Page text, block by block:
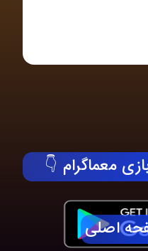
معماگرام 👇
اصلی